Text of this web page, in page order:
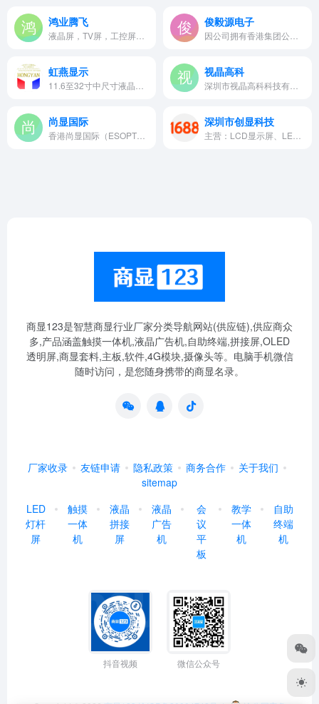
鸿业腾飞 俊毅源电子
虹燕显示 视晶高科
尚显国际 深圳市创显科技
商显123是智慧商显行业厂家分类导航网站(供应链),供应商众
多,产品涵盖触摸一体机,液晶广告机,自助终端,拼接屏,OLED
透明屏,商显套料,主板,软件,4G模块,摄像头等。电脑手机微信
随时访问，是您随身携带的商显名录。
厂家收录 友链申请 隐私政策 商务合作
关于我们
sitemap
LED
灯杆
屏
触摸
一体
机
液晶
拼接
屏
液晶
广告
机
会
议
平
板
教学
一体
机
自助
终端
机
抖音视频 微信公众号